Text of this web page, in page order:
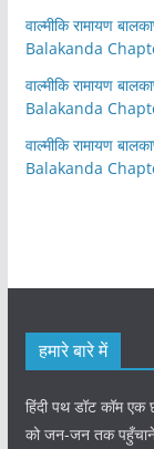
वाल्मीकि रामायण
Balakanda
वाल्मीकि रामायण
Balakanda
वाल्मीकि रामायण
Balakanda
हमारे बारे में
हिंदी पथ डॉट कॉम एक
को जन-जन तक पहुँचाने